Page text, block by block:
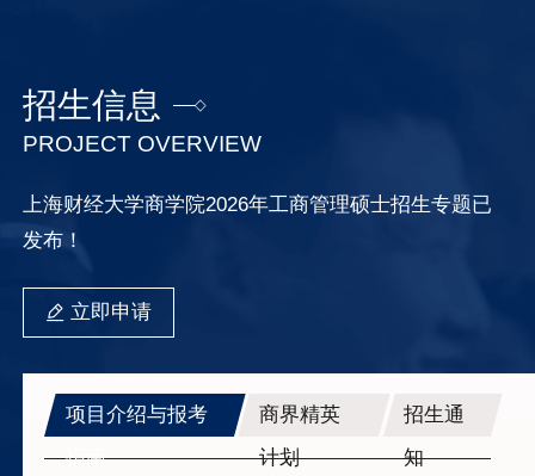
招生信息
PROJECT OVERVIEW
上海财经大学商学院2026年工商管理硕士招生专题已
发布！
立即申请
项目介绍与报考
指南
商界精英
计划
招生通
知